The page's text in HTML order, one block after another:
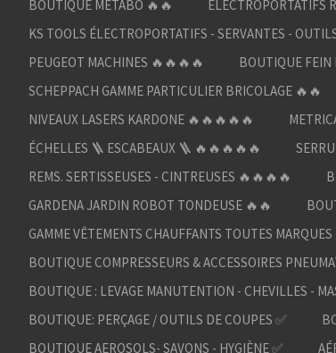
BOUTIQUE METABO 🔥🔥
ÉLECTROPORTATIFS
KS TOOLS ÉLECTROPORTATIFS - SERVANTES -
PEUGEOT MACHINES 🔥🔥🔥🔥
BOUTIQUE FEIN
SCHEPPACH GAMME PARTICULIER BRICOLAGE 🔥🔥
NIVEAUX LASERS KARDONE 🔥🔥🔥🔥🔥
ÉCHELLES 🪜 ESCABEAUX 🪜 🔥🔥🔥🔥🔥
REMS. SERTISSEUSES - CINTREUSES 🔥🔥🔥🔥
GARDENA JARDIN ROBOT TONDEUSE 🔥🔥
GAMME VÊTEMENTS CHAUFFANTS TOUTES
BOUTIQUE COMPRESSEURS & ACCESSOIRES
BOUTIQUE : LEVAGE MANUTENTION - CHEVILLES -
BOUTIQUE: PERÇAGE / OUTILS DE COUPES ✅
BOUTIQUE AEROSOLS- SAVONS - HYGIÈNE ✅